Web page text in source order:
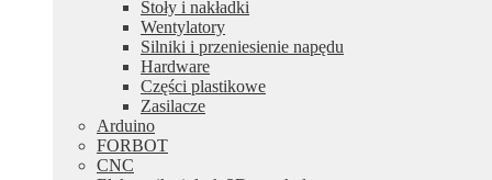
Stoły i nakładki
Wentylatory
Silniki i przeniesienie napędu
Hardware
Części plastikowe
Zasilacze
Arduino
FORBOT
CNC